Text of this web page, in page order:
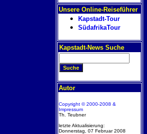
Unsere Online-Reiseführer
Kapstadt-Tour
SüdafrikaTour
Kapstadt-News Suche
Autor
Copyright © 2000-2008 &
Impressum
Th. Teubner
letzte Aktualisierung:
Donnerstag, 07 Februar 2008